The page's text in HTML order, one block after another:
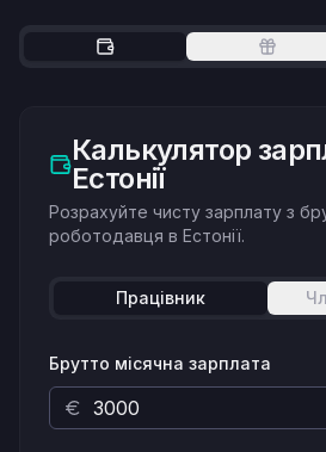
Калькулятор
Естонії
Розрахуйте чисту зарплату з
роботодавця в Естонії.
Працівник
Брутто місячна зарплата